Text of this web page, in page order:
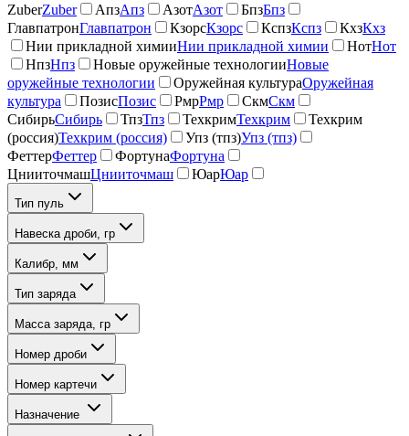
ZuberZuber АпзАпз АзотАзот БпзБпз
ГлавпатронГлавпатрон КзорсКзорс КспзКспз КхзКхз
Нии прикладной химииНии прикладной химии НотНот
НпзНпз Новые оружейные технологииНовые
оружейные технологии
Оружейная культураОружейная
культура
ПозисПозис РмрРмр СкмСкм
СибирьСибирь ТпзТпз ТехкримТехкрим
Техкрим
(россия)Техкрим (россия) Упз (тпз)Упз (тпз)
ФеттерФеттер ФортунаФортуна
ЦнииточмашЦнииточмаш ЮарЮар
Тип пуль
Навеска дроби, гр
Калибр, мм
Тип заряда
Масса заряда, гр
Номер дроби
Номер картечи
Назначение